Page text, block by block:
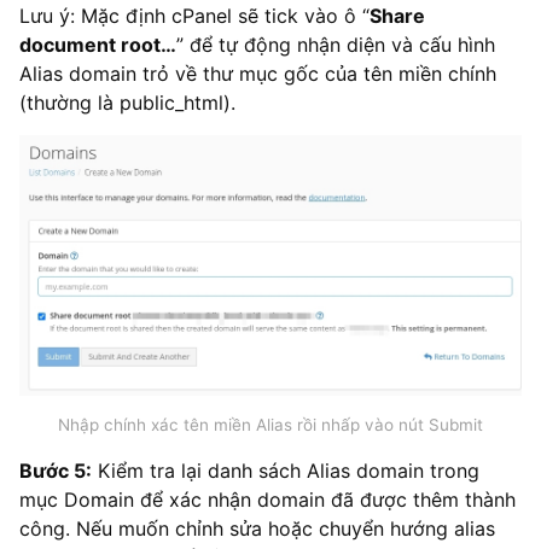
Lưu ý: Mặc định cPanel sẽ tick vào ô “Share
document root…” để tự động nhận diện và cấu hình
Alias domain trỏ về thư mục gốc của tên miền chính
(thường là public_html).
Nhập chính xác tên miền Alias rồi nhấp vào nút Submit
Bước 5: Kiểm tra lại danh sách Alias domain trong
mục Domain để xác nhận domain đã được thêm thành
công. Nếu muốn chỉnh sửa hoặc chuyển hướng alias